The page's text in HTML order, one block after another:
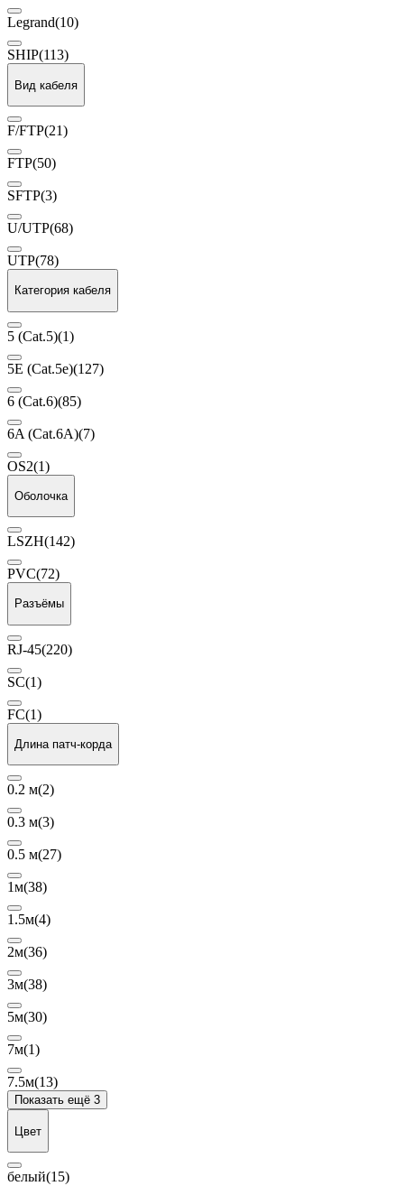
Legrand(10)
SHIP(113)
Вид кабеля
F/FTP(21)
FTP(50)
SFTP(3)
U/UTP(68)
UTP(78)
Категория кабеля
5 (Cat.5)(1)
5E (Cat.5е)(127)
6 (Cat.6)(85)
6A (Cat.6A)(7)
OS2(1)
Оболочка
LSZH(142)
PVC(72)
Разъёмы
RJ-45(220)
SC(1)
FC(1)
Длина патч-корда
0.2 м(2)
0.3 м(3)
0.5 м(27)
1м(38)
1.5м(4)
2м(36)
3м(38)
5м(30)
7м(1)
7.5м(13)
Показать ещё 3
Цвет
белый(15)